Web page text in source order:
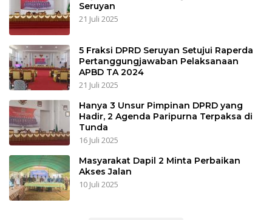
Seruyan
21 Juli 2025
5 Fraksi DPRD Seruyan Setujui Raperda
Pertanggungjawaban Pelaksanaan
APBD TA 2024
21 Juli 2025
Hanya 3 Unsur Pimpinan DPRD yang
Hadir, 2 Agenda Paripurna Terpaksa di
Tunda
16 Juli 2025
Masyarakat Dapil 2 Minta Perbaikan
Akses Jalan
10 Juli 2025